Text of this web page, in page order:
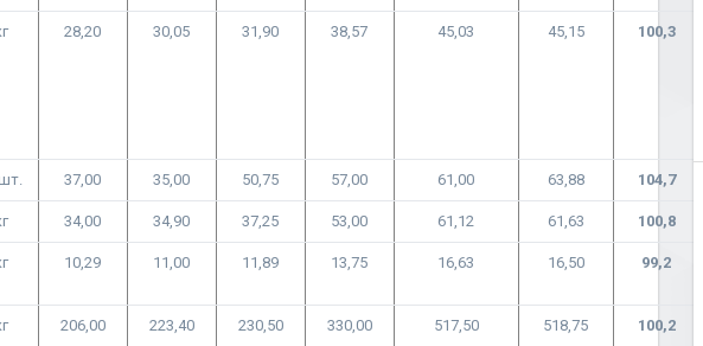
28,20 30,05 31,90 38,57 45,03 45,15 100,3
37,00 35,00 50,75 57,00 61,00 63,88 104,7
34,00 34,90 37,25 53,00 61,12 61,63 100,8
10,29 11,00 11,89 13,75 16,63 16,50 99,2
206,00 223,40 230,50 330,00 517,50 518,75 100,2